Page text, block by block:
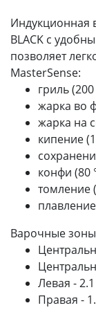
Индукционная
BLACK с
позволяет
MasterSense:
гриль (200
жарка во
жарка на
кипение
конфи (80
томление
Варочные
Левая -
Правая -